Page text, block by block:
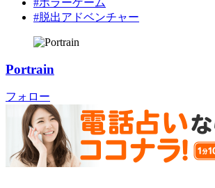
#脱出アドベンチャー
Portrain
フォロー